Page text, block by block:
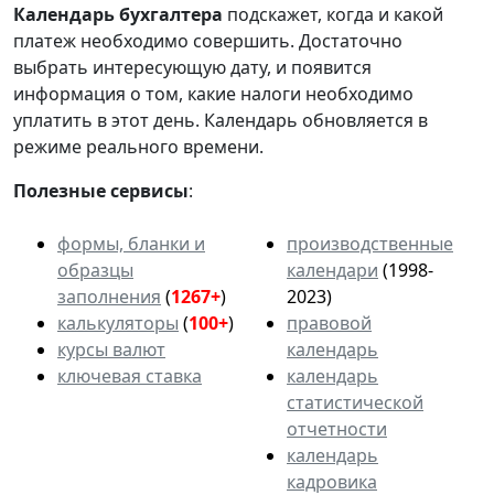
Календарьбухгалтера подскажет, когда и какой
платеж необходимо совершить. Достаточно
выбрать интересующую дату, и появится
информация о том, какие налоги необходимо
уплатить в этот день. Календарь обновляется в
режиме реального времени.
Полезные сервисы:
формы, бланки и
образцы
заполнения (1267+)
калькуляторы (100+)
курсы валют
ключевая ставка
производственные
календари (1998-
2023)
правовой
календарь
календарь
статистической
отчетности
календарь
кадровика